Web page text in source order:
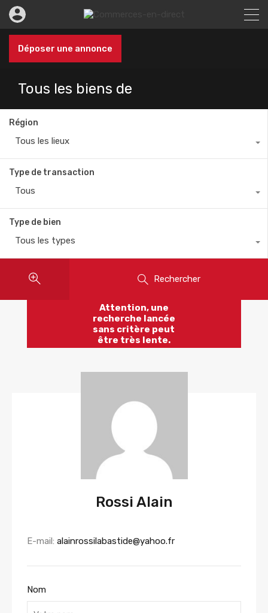
Déposer une annonce
Tous les biens de
Région
Tous les lieux
Type de transaction
Tous
Type de bien
Tous les types
Rechercher
Attention, une
recherche lancée
sans critère peut
être très lente.
Rossi Alain
E-mail: alainrossilabastide@yahoo.fr
Nom